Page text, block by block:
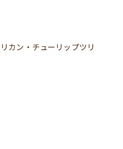
カン・チューリップツリ